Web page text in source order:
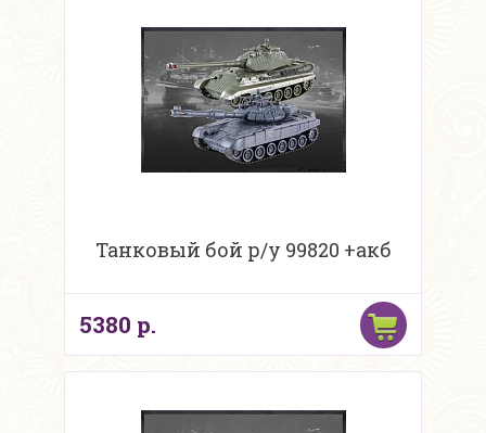
Танковый бой р/у 99820 +акб
5380 р.